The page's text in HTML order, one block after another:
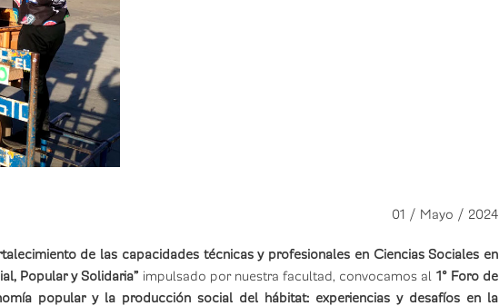
01 / Mayo / 2024
de las capacidades técnicas y profesionales en Ciencias Sociales en
Popular y Solidaria” impulsado por nuestra facultad, convocamos al 1° Foro de
popular y la producción social del hábitat: experiencias y desafíos en la